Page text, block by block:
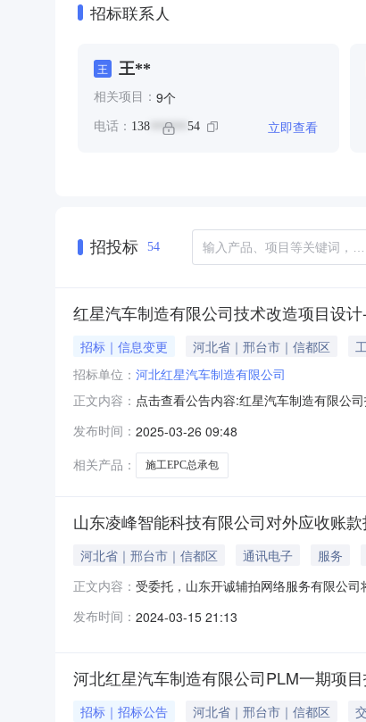
招标联系人
王 王**
相关项目： 9个
电话： 138 ****** 54 立即查看
招投标 54
红星汽车制造有限公司技术改造项目设
招标｜信息变更 河北省｜邢台市｜信都区
招标单位： 河北红星汽车制造有限公司
正文内容： 点击查看公告内容:红星汽车制造有限公
2022-08-3015:00:00。
发布时间： 2025-03-26 09:48
相关产品：
施工EPC总承包
山东凌峰智能科技有限公司对外应收账
河北省｜邢台市｜信都区 通讯电子 服务
正文内容： 受委托，山东开诚辅拍网络服务有限公
开、公平、公正、诚实守信”的原则，竞
发布时间： 2024-03-15 21:13
河北红星汽车制造有限公司PLM一期项
招标｜招标公告 河北省｜邢台市｜信都区